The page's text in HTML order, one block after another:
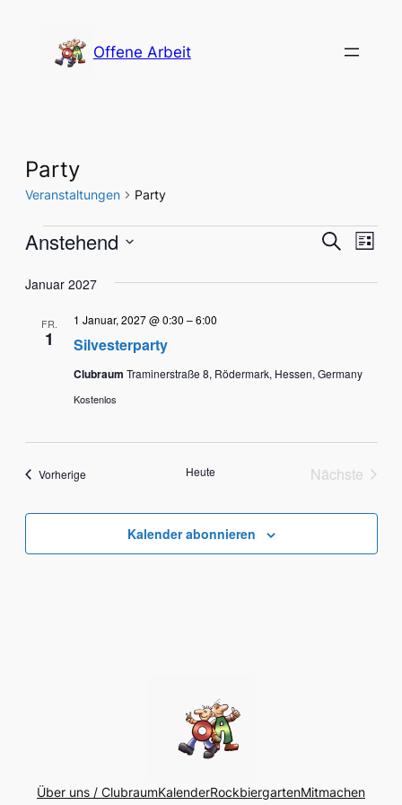
Offene Arbeit
Party
Veranstaltungen Party
Veranstaltungen
Suche
SucheListe
Anstehend
wählen.
Januar 2027
FR.
1 Silvesterparty
1 Januar, 2027 @ 0:30 –6:00
Clubraum Traminerstraße 8, Rödermark, Hessen, Germany
Kostenlos
VorherigeVeranstaltungen Heute
Nächste
Kalender abonnieren
Über uns / ClubraumKalenderRockbiergartenMitmachen